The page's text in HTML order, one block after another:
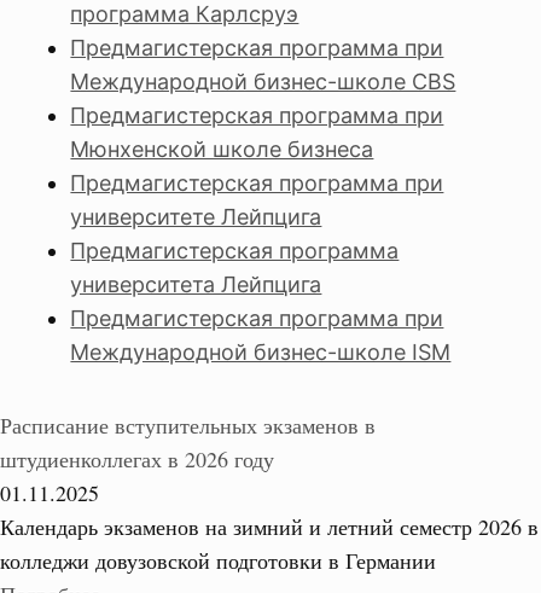
программа Карлсруэ
Предмагистерская программа при
Международной бизнес-школе CBS
Предмагистерская программа при
Мюнхенской школе бизнеса
Предмагистерская программа при
университете Лейпцига
Предмагистерская программа
университета Лейпцига
Предмагистерская программа при
Международной бизнес-школе ISM
Расписание вступительных экзаменов в
штудиенколлегах в 2026 году
01.11.2025
Календарь экзаменов на зимний и летний семестр 2026 в
колледжи довузовской подготовки в Германии